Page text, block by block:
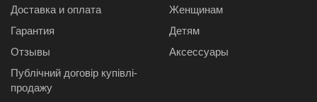
Доставка и оплата
Гарантия
Отзывы
Публiчний договiр купівлі-
продажу
Женщинам
Детям
Аксессуары